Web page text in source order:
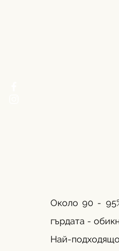
Около 90 -
гърдата -
Най-